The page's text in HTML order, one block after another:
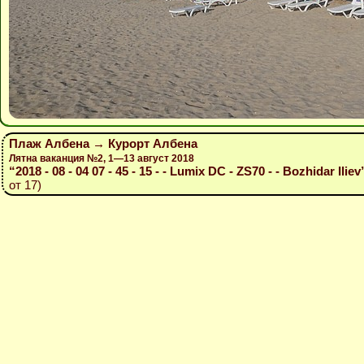
Плаж Албена → Курорт Албена
Лятна ваканция №2, 1—13 август 2018
“2018 - 08 - 04 07 - 45 - 15 - - Lumix DC - ZS70 - - Bozhidar
от 17)